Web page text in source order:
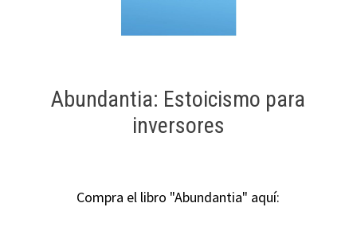
Abundantia: Estoicismo para
inversores
Compra el libro "Abundantia" aquí: